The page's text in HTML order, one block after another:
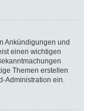
Ankündigungen und
einen wichtigen
Themen erstellen
Administration ein.